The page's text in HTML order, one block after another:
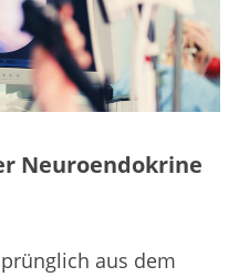
Neuroendokrine
aus dem